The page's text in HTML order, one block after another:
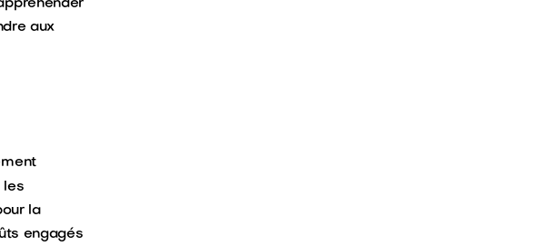
aux
les
la
engagés